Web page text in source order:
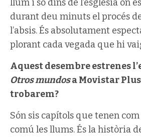
llum i so dins de l’església on
durant deu minuts el procés
l’absis. És absolutament
plorant cada vegada que hi
Aquest desembre estrenes
Otros mundosa Movistar
trobarem?
Són sis capítols que tenen
comú les llums. És la història